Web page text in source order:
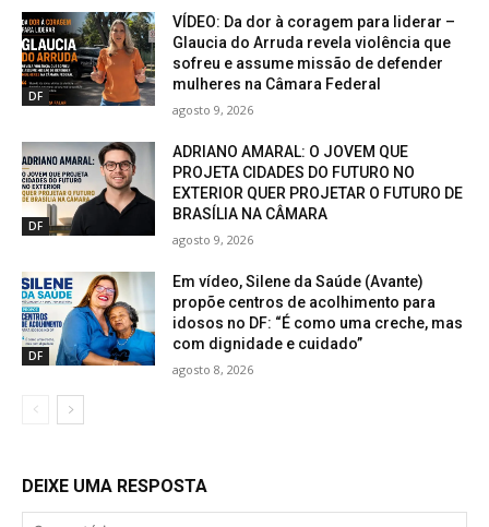
DF
VÍDEO: Da dor à coragem para liderar –
Glaucia do Arruda revela violência que
sofreu e assume missão de defender
mulheres na Câmara Federal
agosto 9, 2026
DF
ADRIANO AMARAL: O JOVEM QUE
PROJETA CIDADES DO FUTURO NO
EXTERIOR QUER PROJETAR O FUTURO DE
BRASÍLIA NA CÂMARA
agosto 9, 2026
DF
Em vídeo, Silene da Saúde (Avante)
propõe centros de acolhimento para
idosos no DF: “É como uma creche, mas
com dignidade e cuidado”
agosto 8, 2026
DEIXE UMA RESPOSTA